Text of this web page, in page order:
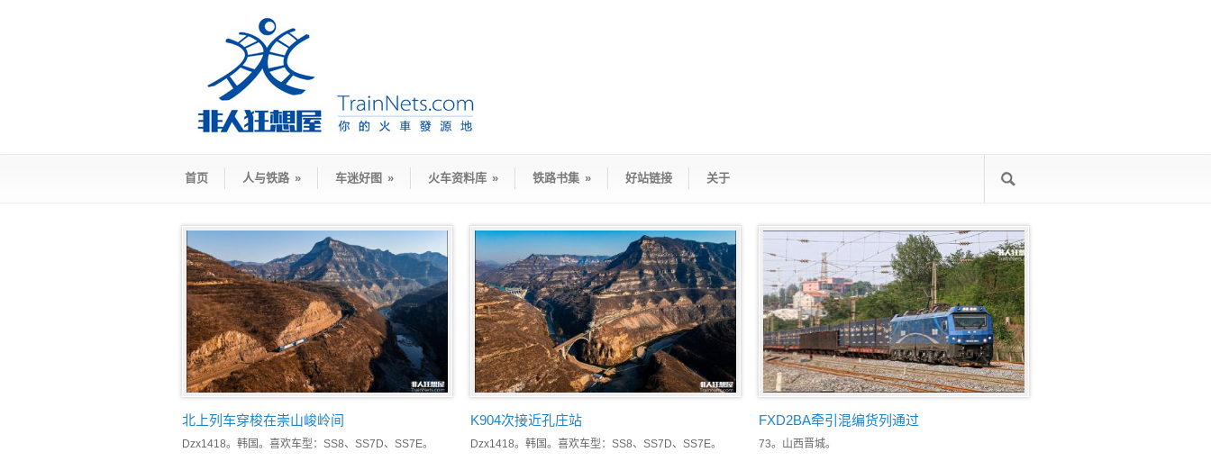
首页 人与铁路 » 车迷好图 » 火车资料库 » 铁路书集 » 好站链接 关于
北上列车穿梭在崇山峻岭间
Dzx1418。韩国。喜欢车型：SS8、SS7D、SS7E。
K904次接近孔庄站
Dzx1418。韩国。喜欢车型：SS8、SS7D、SS7E。
FXD2BA牵引混编货列通过
73。山西晋城。